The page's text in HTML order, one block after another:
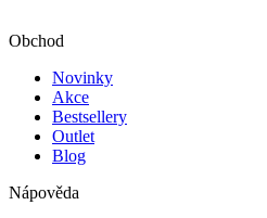
Obchod
Novinky
Akce
Bestsellery
Outlet
Blog
Nápověda